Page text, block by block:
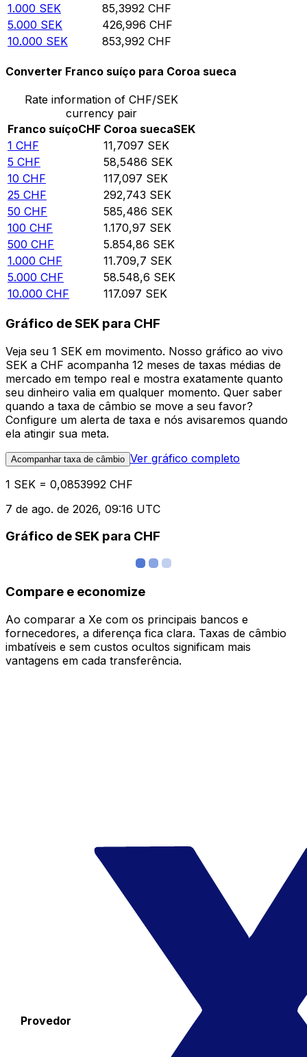
1.000 SEK 85,3992 CHF
5.000 SEK 426,996 CHF
10.000 SEK 853,992 CHF
Converter Franco suíço para Coroa sueca
Rate information of CHF/SEK
currency pair
Franco suíçoCHF Coroa suecaSEK
1 CHF 11,7097 SEK
5 CHF 58,5486 SEK
10 CHF 117,097 SEK
25 CHF 292,743 SEK
50 CHF 585,486 SEK
100 CHF 1.170,97 SEK
500 CHF 5.854,86 SEK
1.000 CHF 11.709,7 SEK
5.000 CHF 58.548,6 SEK
10.000 CHF 117.097 SEK
Gráfico de SEK para CHF
Veja seu 1 SEK em movimento. Nosso gráfico ao vivo
SEK a CHF acompanha 12 meses de taxas médias de
mercado em tempo real e mostra exatamente quanto
seu dinheiro valia em qualquer momento. Quer saber
quando a taxa de câmbio se move a seu favor?
Configure um alerta de taxa e nós avisaremos quando
ela atingir sua meta.
Acompanhar taxa de câmbio Ver gráfico completo
1 SEK = 0,0853992 CHF
7 de ago. de 2026, 09:16 UTC
Gráfico de SEK para CHF
Compare e economize
Ao comparar a Xe com os principais bancos e
fornecedores, a diferença fica clara. Taxas de câmbio
imbatíveis e sem custos ocultos significam mais
vantagens em cada transferência.
Provedor